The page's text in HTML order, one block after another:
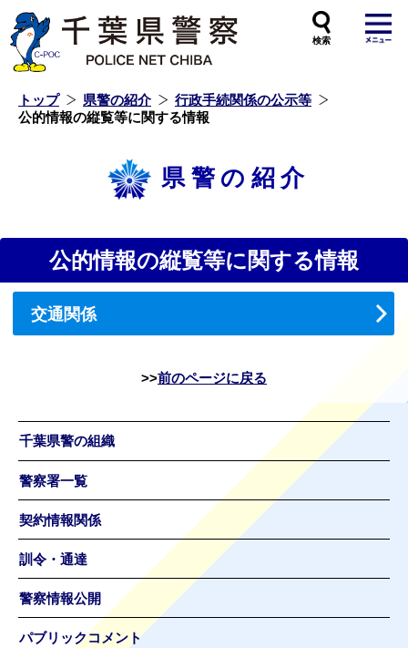
トップ 県警の紹介
行政手続関係の公示等
公的情報の縦覧等に関する情報
県警の紹介
公的情報の縦覧等に関する情報
交通関係
前のページに戻る
千葉県警の組織
警察署一覧
契約情報関係
訓令・通達
警察情報公開
パブリックコメント